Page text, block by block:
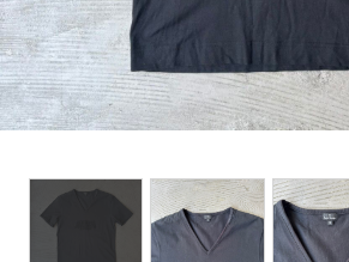
OUTER WEAR
BOTTOMS
DESIGNERS ARCHIVES